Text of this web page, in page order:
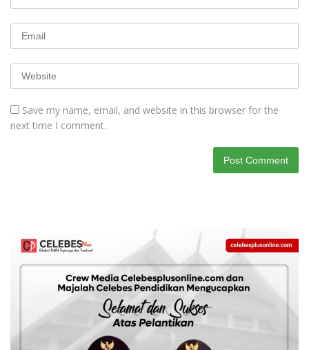
Save my name, email, and website in this browser for the
next time I comment.